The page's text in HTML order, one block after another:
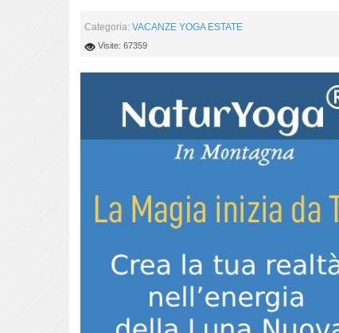
Categoria:VACANZE YOGA ESTATE
Visite: 67359